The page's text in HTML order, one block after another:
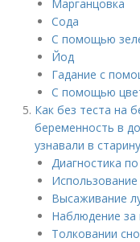
Марганцовка
Сода
С помощью
Йод
Гадание с
С помощью
Как без теста на
беременность в
узнавали в
Диагностика
Высаживание
Наблюдение за
Толковании